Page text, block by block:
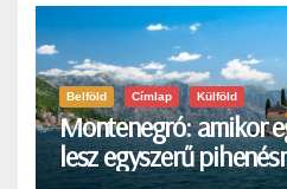
Belföld Címlap Külföld
Montenegró: amikor
lesz egyszerű